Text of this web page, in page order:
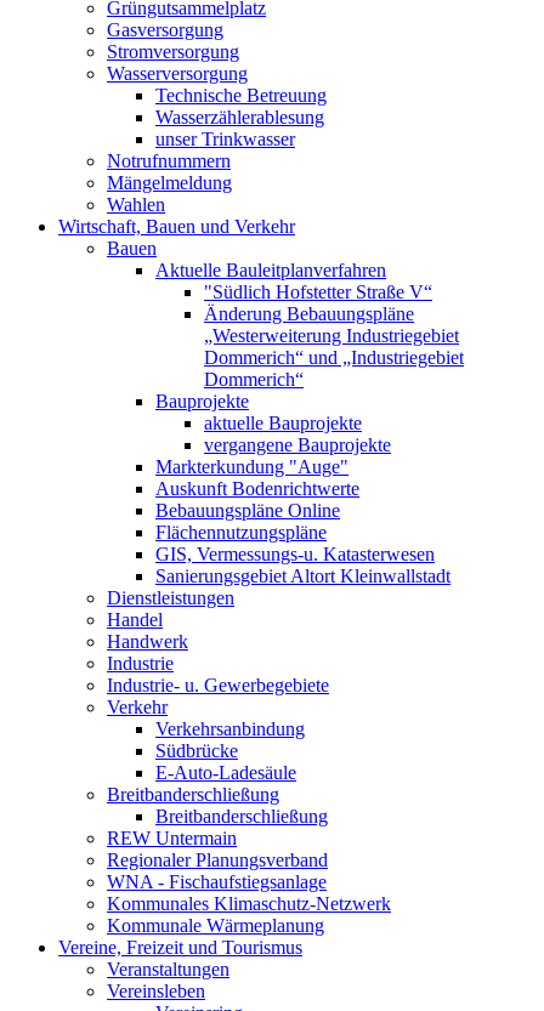
Grüngutsammelplatz
Gasversorgung
Stromversorgung
Wasserversorgung
Technische Betreuung
Wasserzählerablesung
unser Trinkwasser
Notrufnummern
Mängelmeldung
Wahlen
Wirtschaft, Bauen und Verkehr
Bauen
Aktuelle Bauleitplanverfahren
"Südlich Hofstetter Straße V“
Änderung Bebauungspläne
„Westerweiterung Industriegebiet
Dommerich“ und „Industriegebiet
Dommerich“
Bauprojekte
aktuelle Bauprojekte
vergangene Bauprojekte
Markterkundung "Auge"
Auskunft Bodenrichtwerte
Bebauungspläne Online
Flächennutzungspläne
GIS, Vermessungs-u. Katasterwesen
Sanierungsgebiet Altort Kleinwallstadt
Dienstleistungen
Handel
Handwerk
Industrie
Industrie- u. Gewerbegebiete
Verkehr
Verkehrsanbindung
Südbrücke
E-Auto-Ladesäule
Breitbanderschließung
Breitbanderschließung
REW Untermain
Regionaler Planungsverband
WNA - Fischaufstiegsanlage
Kommunales Klimaschutz-Netzwerk
Kommunale Wärmeplanung
Vereine, Freizeit und Tourismus
Veranstaltungen
Vereinsleben